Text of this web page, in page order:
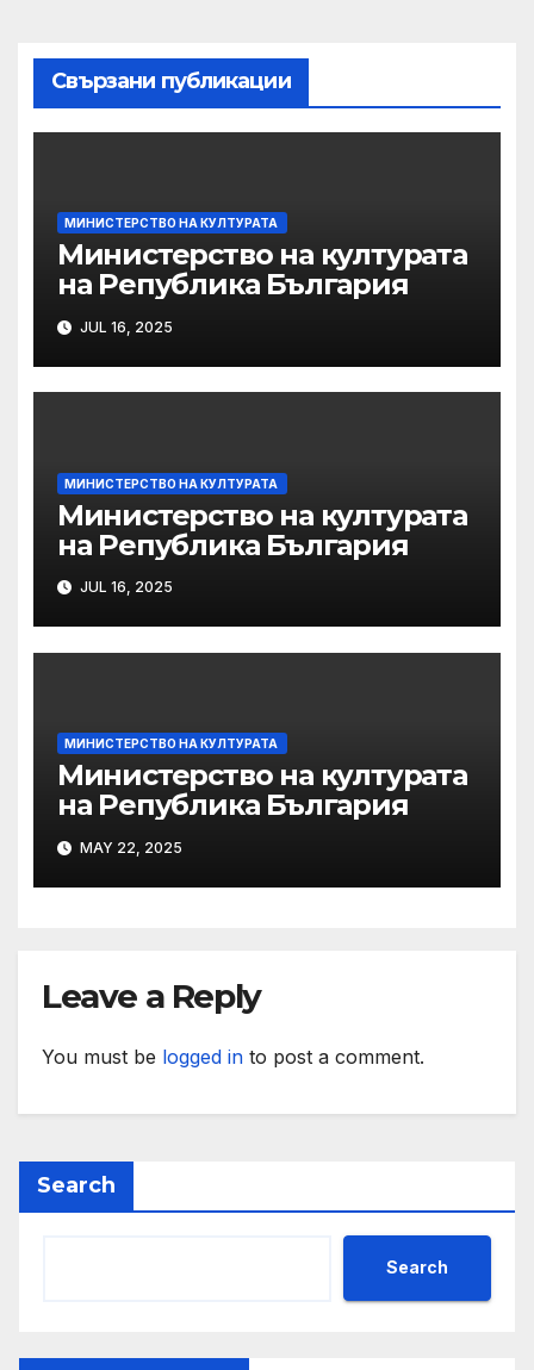
Свързани публикации
МИНИСТЕРСТВО НА КУЛТУРАТА
Министерство на културата
на Република България
JUL 16, 2025
МИНИСТЕРСТВО НА КУЛТУРАТА
Министерство на културата
на Република България
JUL 16, 2025
МИНИСТЕРСТВО НА КУЛТУРАТА
Министерство на културата
на Република България
MAY 22, 2025
Leave a Reply
You must be logged in to post a comment.
Search
Search